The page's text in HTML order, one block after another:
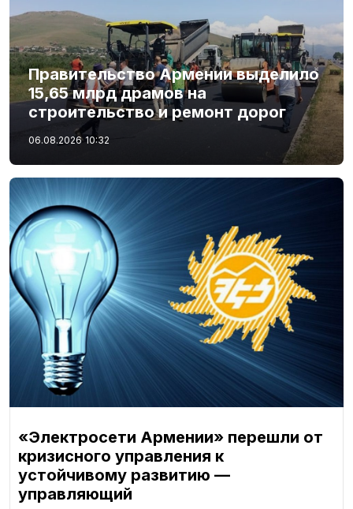
Правительство Армении выделило
15,65 млрд драмов на
строительство и ремонт дорог
06.08.2026 10:32
«Электросети Армении» перешли от
кризисного управления к
устойчивому развитию —
управляющий